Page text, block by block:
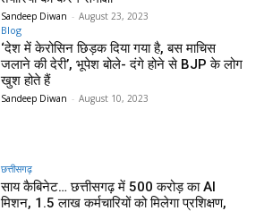
Sandeep Diwan - August 23, 2023
Blog
‘देश में केरोसिन छिड़क दिया गया है, बस माचिस
जलाने की देरी’, भूपेश बोले- दंगे होने से BJP के लोग
खुश होते हैं
Sandeep Diwan - August 10, 2023
छत्तीसगढ़
साय कैबिनेट… छत्तीसगढ़ में 500 करोड़ का AI
मिशन, 1.5 लाख कर्मचारियों को मिलेगा प्रशिक्षण,